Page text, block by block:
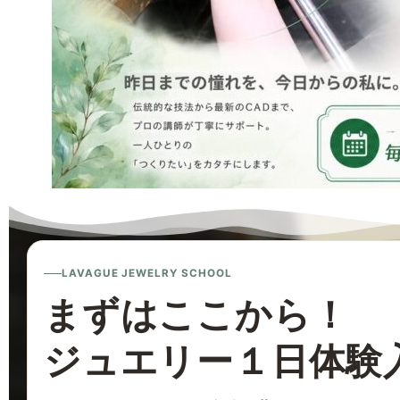
LAVAGUE JEWELRY SCHOOL
まずはここから！
ジュエリー１日体験